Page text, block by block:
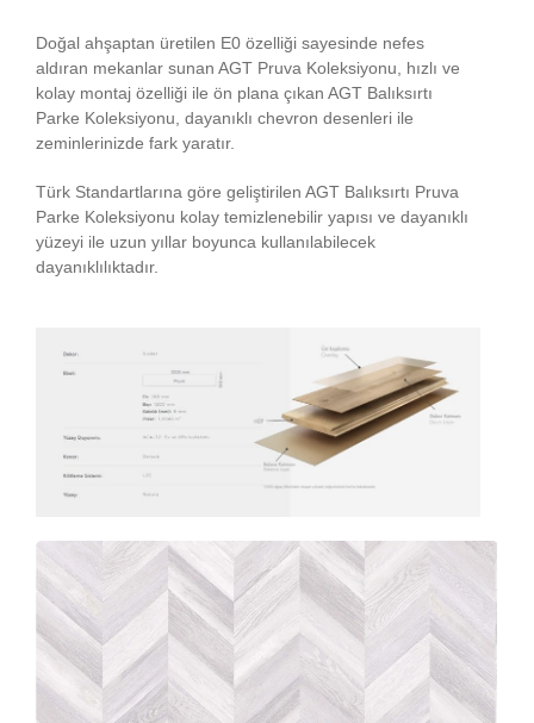
Doğal ahşaptan üretilen E0 özelliği sayesinde nefes
aldıran mekanlar sunan AGT Pruva Koleksiyonu, hızlı ve
kolay montaj özelliği ile ön plana çıkan AGT Balıksırtı
Parke Koleksiyonu, dayanıklı chevron desenleri ile
zeminlerinizde fark yaratır.
Türk Standartlarına göre geliştirilen AGT Balıksırtı Pruva
Parke Koleksiyonu kolay temizlenebilir yapısı ve dayanıklı
yüzeyi ile uzun yıllar boyunca kullanılabilecek
dayanıklılıktadır.